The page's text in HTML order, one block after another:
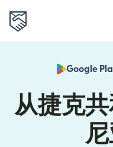
Google
从捷克